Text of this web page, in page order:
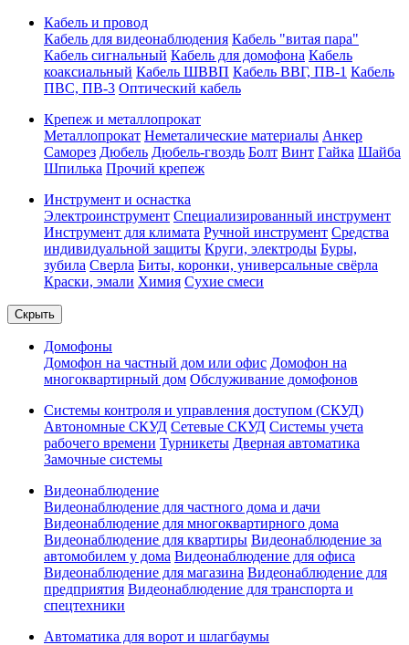
Кабель и провод
Кабель для видеонаблюдения Кабель "витая пара"
Кабель сигнальный Кабель для домофона Кабель
коаксиальный Кабель ШВВП Кабель ВВГ, ПВ-1 Кабель
ПВС, ПВ-3 Оптический кабель
Крепеж и металлопрокат
Металлопрокат Неметалические материалы Анкер
Саморез Дюбель Дюбель-гвоздь Болт Винт Гайка Шайба
Шпилька Прочий крепеж
Инструмент и оснастка
Электроинструмент Специализированный инструмент
Инструмент для климата Ручной инструмент Средства
индивидуальной защиты Круги, электроды Буры,
зубила Сверла Биты, коронки, универсальные свёрла
Краски, эмали Химия Сухие смеси
Скрыть
Домофоны
Домофон на частный дом или офис Домофон на
многоквартирный дом Обслуживание домофонов
Системы контроля и управления доступом (СКУД)
Автономные СКУД Сетевые СКУД Системы учета
рабочего времени Турникеты Дверная автоматика
Замочные системы
Видеонаблюдение
Видеонаблюдение для частного дома и дачи
Видеонаблюдение для многоквартирного дома
Видеонаблюдение для квартиры Видеонаблюдение за
автомобилем у дома Видеонаблюдение для офиса
Видеонаблюдение для магазина Видеонаблюдение для
предприятия Видеонаблюдение для транспорта и
спецтехники
Автоматика для ворот и шлагбаумы